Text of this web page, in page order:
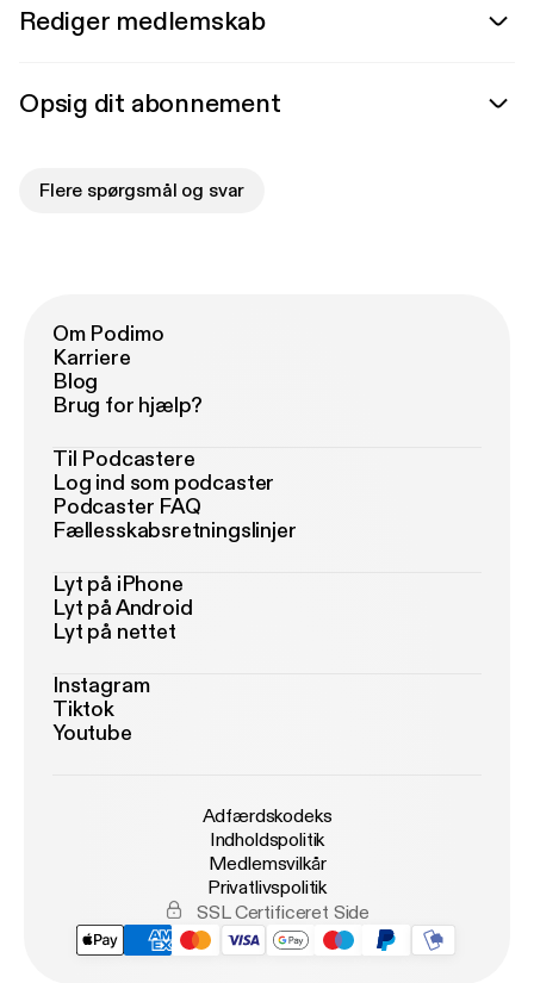
Rediger medlemskab
Opsig dit abonnement
Flere spørgsmål og svar
Om Podimo
Karriere
Blog
Brug for hjælp?
Til Podcastere
Log ind som podcaster
Podcaster FAQ
Fællesskabsretningslinjer
Lyt på iPhone
Lyt på Android
Lyt på nettet
Instagram
Tiktok
Youtube
Adfærdskodeks
Indholdspolitik
Medlemsvilkår
Privatlivspolitik
SSL Certificeret Side